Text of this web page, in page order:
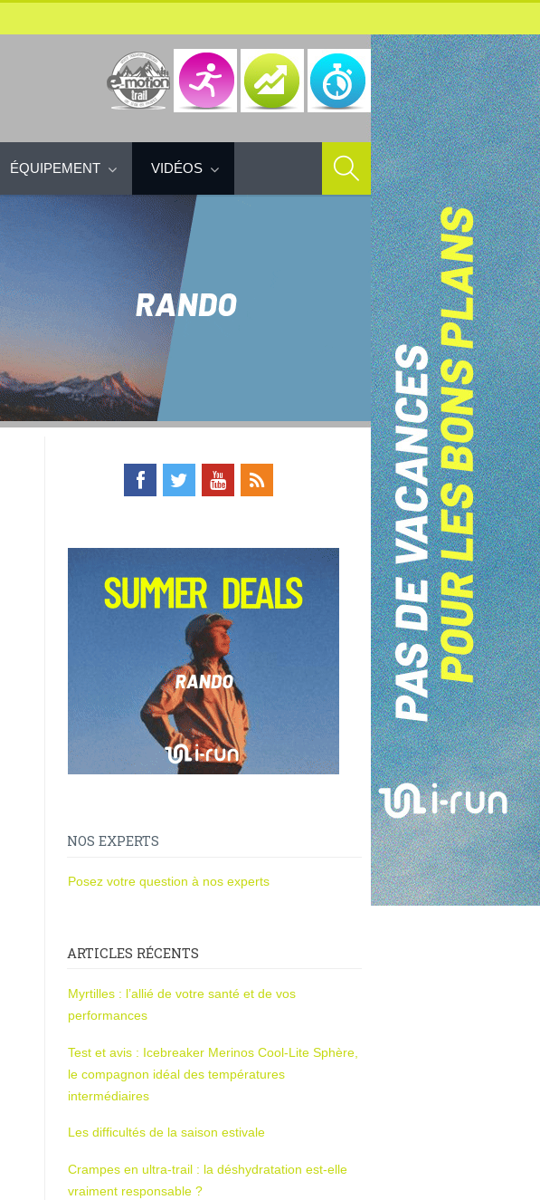
ÉQUIPEMENT VIDÉOS
NOS EXPERTS
Posez votre question à nos experts
ARTICLES RÉCENTS
Myrtilles : l’allié de votre santé et de vos
performances
Test et avis : Icebreaker Merinos Cool-Lite Sphère,
le compagnon idéal des températures
intermédiaires
Les difficultés de la saison estivale
Crampes en ultra-trail : la déshydratation est-elle
vraiment responsable ?